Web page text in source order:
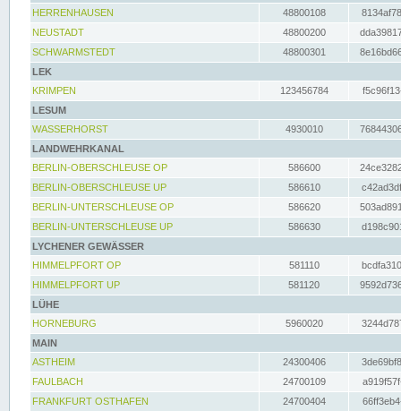
HERRENHAUSEN
48800108
NEUSTADT
48800200
SCHWARMSTEDT
48800301
LEK
KRIMPEN
123456784
LESUM
WASSERHORST
4930010
LANDWEHRKANAL
BERLIN-OBERSCHLEUSE OP
586600
BERLIN-OBERSCHLEUSE UP
586610
BERLIN-UNTERSCHLEUSE OP
586620
BERLIN-UNTERSCHLEUSE UP
586630
LYCHENER GEWÄSSER
HIMMELPFORT OP
581110
HIMMELPFORT UP
581120
LÜHE
HORNEBURG
5960020
MAIN
ASTHEIM
24300406
FAULBACH
24700109
FRANKFURT OSTHAFEN
24700404